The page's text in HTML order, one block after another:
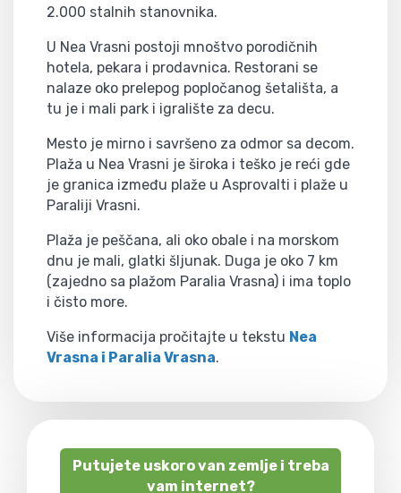
2.000 stalnih stanovnika.
U Nea Vrasni postoji mnoštvo porodičnih
hotela, pekara i prodavnica. Restorani se
nalaze oko prelepog popločanog šetališta, a
tu je i mali park i igralište za decu.
Mesto je mirno i savršeno za odmor sa decom.
Plaža u Nea Vrasni je široka i teško je reći gde
je granica između plaže u Asprovalti i plaže u
Paraliji Vrasni.
Plaža je peščana, ali oko obale i na morskom
dnu je mali, glatki šljunak. Duga je oko 7 km
(zajedno sa plažom Paralia Vrasna) i ima toplo
i čisto more.
Više informacija pročitajte u tekstu Nea
Vrasna i Paralia Vrasna.
Putujete uskoro van zemlje i treba
vam internet?